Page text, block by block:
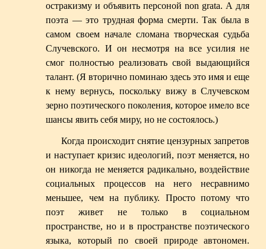
остракизму и объявить персоной non grata. А для
поэта — это трудная форма смерти. Так была в
самом своем начале сломана творческая судьба
Случевского. И он несмотря на все усилия не
смог полностью реализовать свой выдающийся
талант. (Я вторично поминаю здесь это имя и еще
к нему вернусь, поскольку вижу в Случевском
зерно поэтического поколения, которое имело все
шансы явить себя миру, но не состоялось.)
Когда происходит снятие цензурных запретов
и наступает кризис идеологий, поэт меняется, но
он никогда не меняется радикально, воздействие
социальных процессов на него несравнимо
меньшее, чем на публику. Просто потому что
поэт живет не только в социальном
пространстве, но и в пространстве поэтического
языка, который по своей природе автономен.